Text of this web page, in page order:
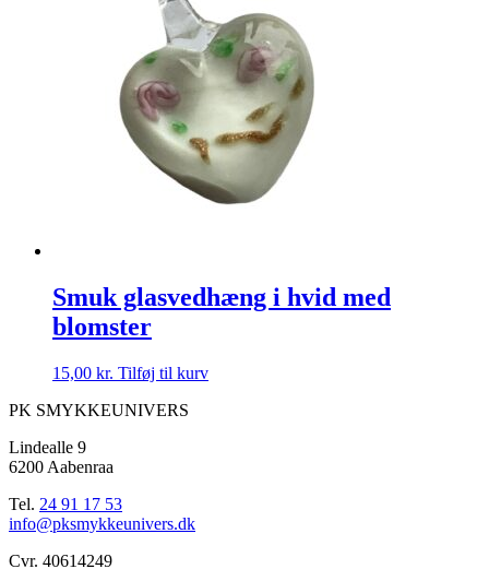
Smuk glasvedhæng i hvid med
blomster
15,00 kr. Tilføj til kurv
PK SMYKKEUNIVERS
Lindealle 9
6200 Aabenraa
Tel. 24 91 17 53
info@pksmykkeunivers.dk
Cvr. 40614249